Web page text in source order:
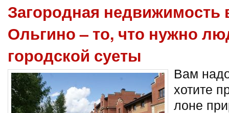
Загородная недвижимость
Ольгино – то, что нужно
городской суеты
Вам
хотите
лоне